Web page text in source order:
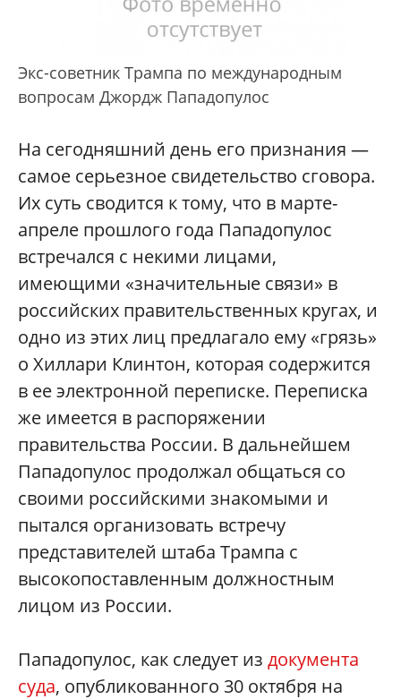
Экс-советник Трампа по международным
вопросам Джордж Пападопулос
На сегодняшний день его признания —
самое серьезное свидетельство сговора.
Их суть сводится к тому, что в марте-
апреле прошлого года Пападопулос
встречался с некими лицами,
имеющими «значительные связи» в
российских правительственных кругах, и
одно из этих лиц предлагало ему «грязь»
о Хиллари Клинтон, которая содержится
в ее электронной переписке. Переписка
же имеется в распоряжении
правительства России. В дальнейшем
Пападопулос продолжал общаться со
своими российскими знакомыми и
пытался организовать встречу
представителей штаба Трампа с
высокопоставленным должностным
лицом из России.
Пападопулос, как следует из документа
суда, опубликованного 30 октября на